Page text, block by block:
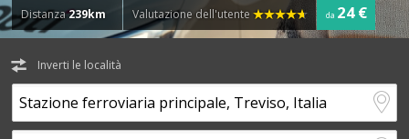
Distanza239km Valutazione dell'utente da 24 €
Inverti le località